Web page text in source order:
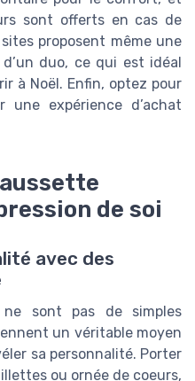
sont offerts en cas de
proposent même une
duo, ce qui est idéal
à Noël. Enfin, optez pour
une expérience d’achat
de soi
avec des
sont pas de simples
un véritable moyen
sa personnalité. Porter
ou ornée de coeurs,